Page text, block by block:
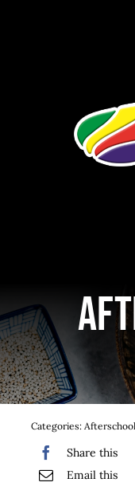
Servicii catering
Bufet suedez si
Sushi
Categories: Afterschool
Share this
Email this